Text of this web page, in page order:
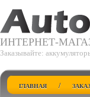
ИНТЕРНЕТ-
Заказывайте:
ГЛАВНАЯ /